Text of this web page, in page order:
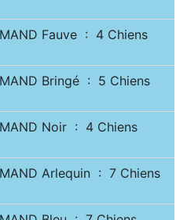
Fauve : 4 Chiens
Bringé : 5 Chiens
Noir : 4 Chiens
Arlequin : 7 Chiens